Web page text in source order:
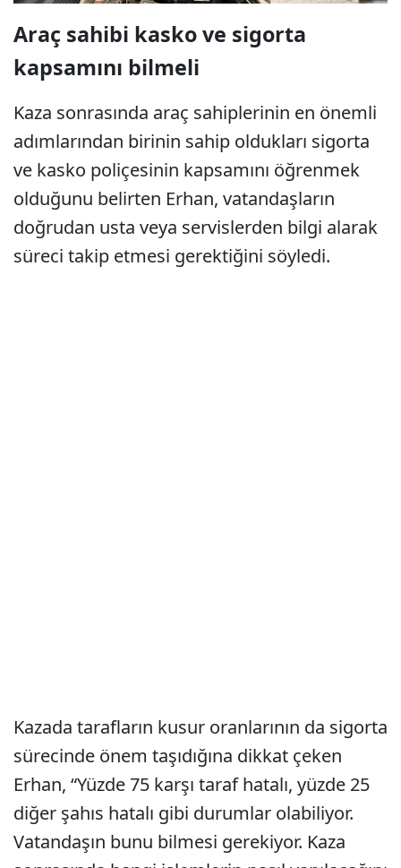
Araç sahibi kasko ve sigorta
kapsamını bilmeli
Kaza sonrasında araç sahiplerinin en önemli
adımlarından birinin sahip oldukları sigorta
ve kasko poliçesinin kapsamını öğrenmek
olduğunu belirten Erhan, vatandaşların
doğrudan usta veya servislerden bilgi alarak
süreci takip etmesi gerektiğini söyledi.
Kazada tarafların kusur oranlarının da sigorta
sürecinde önem taşıdığına dikkat çeken
Erhan, “Yüzde 75 karşı taraf hatalı, yüzde 25
diğer şahıs hatalı gibi durumlar olabiliyor.
Vatandaşın bunu bilmesi gerekiyor. Kaza